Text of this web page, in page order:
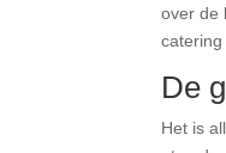
over de
catering
De
Het is